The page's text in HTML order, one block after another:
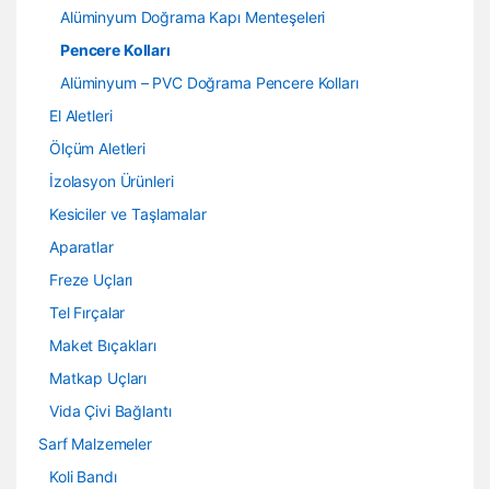
Alüminyum Doğrama Kapı Menteşeleri
Pencere Kolları
Alüminyum – PVC Doğrama Pencere Kolları
El Aletleri
Ölçüm Aletleri
İzolasyon Ürünleri
Kesiciler ve Taşlamalar
Aparatlar
Freze Uçları
Tel Fırçalar
Maket Bıçakları
Matkap Uçları
Vida Çivi Bağlantı
Sarf Malzemeler
Koli Bandı